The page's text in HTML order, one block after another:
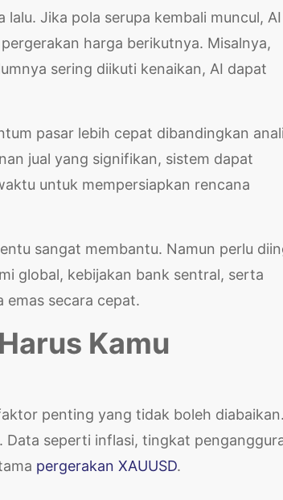
Jika pola serupa kembali muncul, AI
harga berikutnya. Misalnya,
sering diikuti kenaikan, AI dapat
pasar lebih cepat dibandingkan
jual yang signifikan, sistem dapat
untuk mempersiapkan rencana
sangat membantu. Namun perlu
global, kebijakan bank sentral, serta
secara cepat.
Kamu
penting yang tidak boleh
Data seperti inflasi, tingkat
pergerakan XAUUSD.